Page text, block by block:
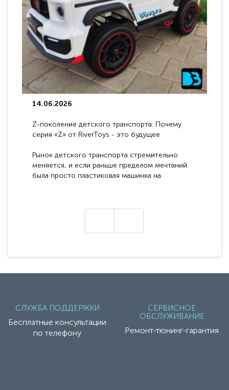
14.06.2026
Z-поколение детского транспорта: Почему
серия «Z» от RiverToys - это будущее
Рынок детского транспорта стремительно
меняется, и если раньше пределом мечтаний
была просто пластиковая машинка на
СЛУЖБА ПОДДЕРЖКИ
Бесплатные консультации
по телефону
СЕРВИСНОЕ
ОБСЛУЖИВАНИЕ
Ремонт-тюнинг-гарантия